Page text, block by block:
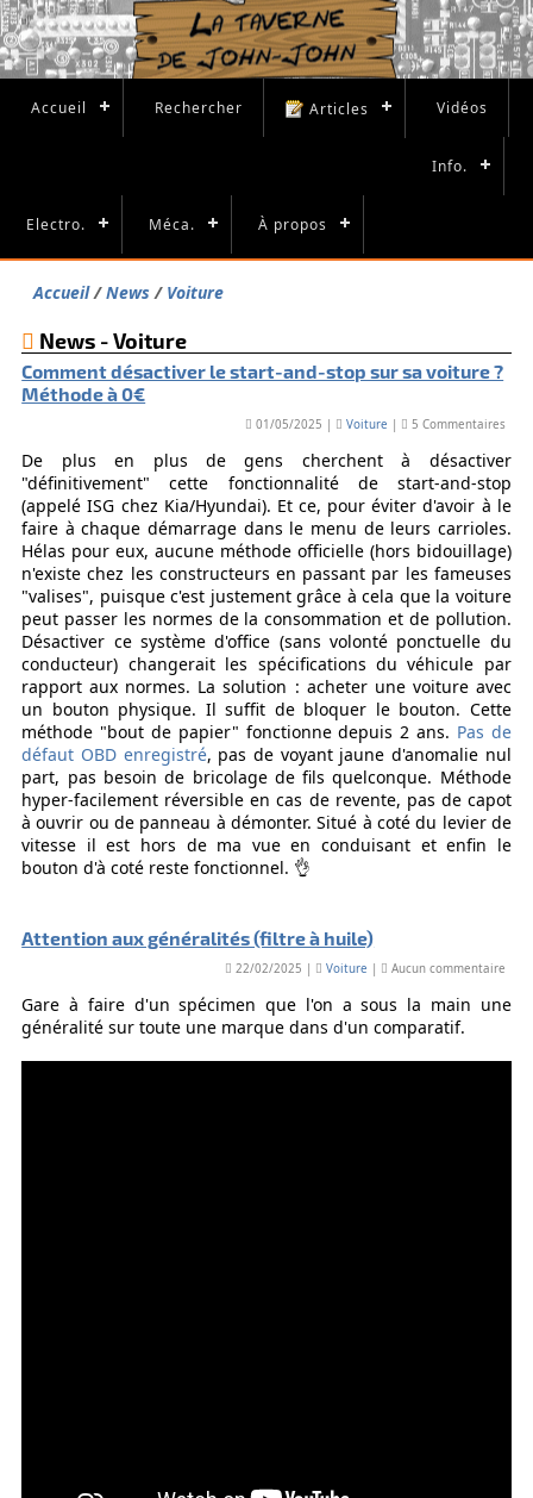
Accueil Rechercher Articles Vidéos
Info.
Electro. Méca. À propos
Accueil News Voiture
News - Voiture
Comment désactiver le start-and-stop sur sa voiture ?
Méthode à 0€
01/05/2025 | Voiture | 5 Commentaires
De plus en plus de gens cherchent à désactiver
"définitivement" cette fonctionnalité de start-and-stop
(appelé ISG chez Kia/Hyundai). Et ce, pour éviter d'avoir à le
faire à chaque démarrage dans le menu de leurs carrioles.
Hélas pour eux, aucune méthode officielle (hors bidouillage)
n'existe chez les constructeurs en passant par les fameuses
"valises", puisque c'est justement grâce à cela que la voiture
peut passer les normes de la consommation et de pollution.
Désactiver ce système d'office (sans volonté ponctuelle du
conducteur) changerait les spécifications du véhicule par
rapport aux normes. La solution : acheter une voiture avec
un bouton physique. Il suffit de bloquer le bouton. Cette
méthode "bout de papier" fonctionne depuis 2 ans. Pas de
défaut OBD enregistré, pas de voyant jaune d'anomalie nul
part, pas besoin de bricolage de fils quelconque. Méthode
hyper-facilement réversible en cas de revente, pas de capot
à ouvrir ou de panneau à démonter. Situé à coté du levier de
vitesse il est hors de ma vue en conduisant et enfin le
bouton d'à coté reste fonctionnel. 👌
Attention aux généralités (filtre à huile)
22/02/2025 | Voiture | Aucun commentaire
Gare à faire d'un spécimen que l'on a sous la main une
généralité sur toute une marque dans d'un comparatif.